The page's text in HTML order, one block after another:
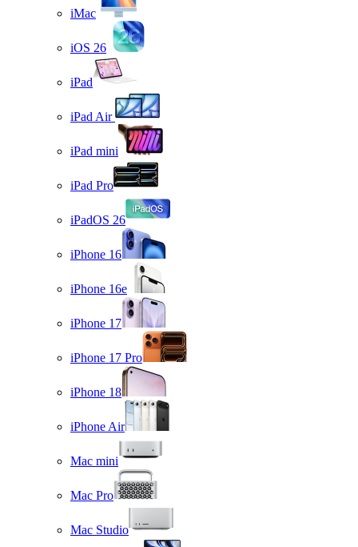
iMac
iOS 26
iPad
iPad Air
iPad mini
iPad Pro
iPadOS 26
iPhone 16
iPhone 16e
iPhone 17
iPhone 17 Pro
iPhone 18
iPhone Air
Mac mini
Mac Pro
Mac Studio